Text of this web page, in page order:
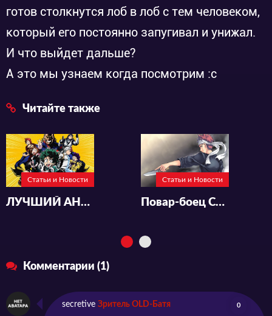
готов столкнутся лоб в лоб с тем человеком,
который его постоянно запугивал и унижал.
И что выйдет дальше?
А это мы узнаем когда посмотрим :с
Читайте также
Статьи и Новости
ЛУЧШИЙ АНИМЕ ОБЗОР - МОЯ ГЕРОЙСКАЯ АКАДЕМИЯ
Статьи и Новости
Повар-боец Сома полюбился всем, а что же дальше?
Комментарии (1)
secretive Зритель OLD-Батя 0